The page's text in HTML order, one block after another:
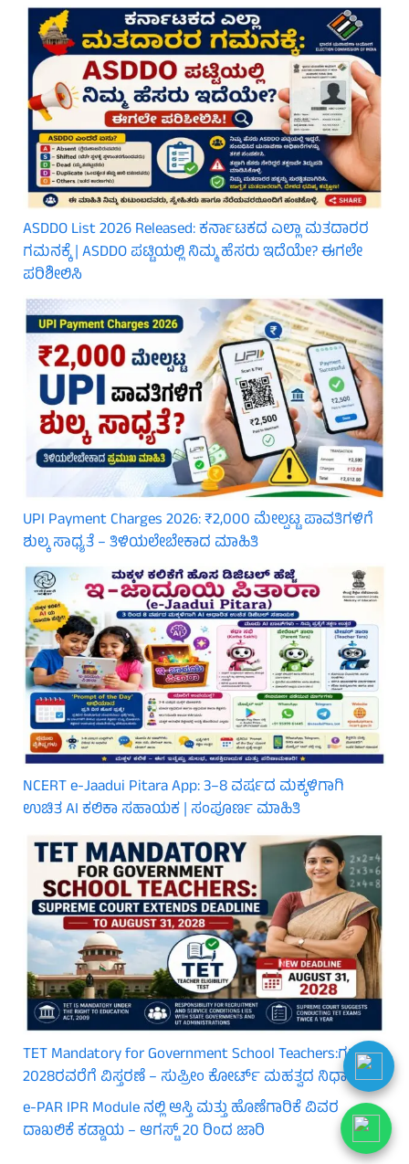
ASDDO List 2026 Released: ಕರ್ನಾಟಕದ ಎಲ್ಲಾ ಮತದಾರರ
ಗಮನಕ್ಕೆ | ASDDO ಪಟ್ಟಿಯಲ್ಲಿ ನಿಮ್ಮ ಹೆಸರು ಇದೆಯೇ? ಈಗಲೇ
ಪರಿಶೀಲಿಸಿ
UPI Payment Charges 2026: ₹2,000 ಮೇಲ್ಪಟ್ಟ ಪಾವತಿಗಳಿಗೆ
ಶುಲ್ಕ ಸಾಧ್ಯತೆ – ತಿಳಿಯಲೇಬೇಕಾದ ಮಾಹಿತಿ
NCERT e-Jaadui Pitara App: 3–8 ವರ್ಷದ ಮಕ್ಕಳಿಗಾಗಿ
ಉಚಿತ AI ಕಲಿಕಾ ಸಹಾಯಕ | ಸಂಪೂರ್ಣ ಮಾಹಿತಿ
TET Mandatory for Government School Teachers:ಗಡುವು
2028ರವರೆಗೆ ವಿಸ್ತರಣೆ – ಸುಪ್ರೀಂ ಕೋರ್ಟ್ ಮಹತ್ವದ ನಿರ್ಧಾರ
e-PAR IPR Module ನಲ್ಲಿ ಆಸ್ತಿ ಮತ್ತು ಹೊಣೆಗಾರಿಕೆ ವಿವರ
ದಾಖಲಿಕೆ ಕಡ್ಡಾಯ – ಆಗಸ್ಟ್ 20 ರಿಂದ ಜಾರಿ